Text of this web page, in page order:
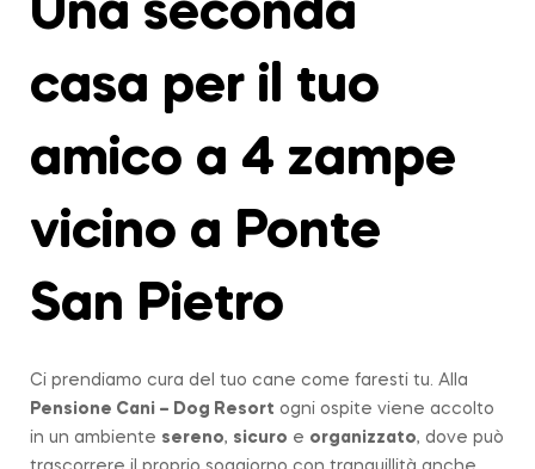
Una seconda
casa per il tuo
amico a 4 zampe
vicino a Ponte
San Pietro
Ci prendiamo cura del tuo cane come faresti tu. Alla
Pensione Cani – Dog Resort ogni ospite viene accolto
in un ambiente sereno, sicuro e organizzato, dove può